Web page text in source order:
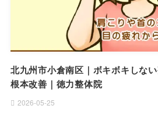
北九州市小倉南区｜ボキボキしな
根本改善｜徳力整体院
2026-05-25